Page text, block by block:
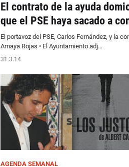
El contrato de la ayuda
que el PSE haya sacado a
El portavoz del PSE, Carlos Fernández, y la
Amaya Rojas • El Ayuntamiento adj…
31.3.14
AGENDA SEMANAL